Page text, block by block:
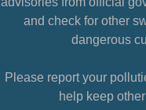
and check for other
dangerous
Please report your
help keep